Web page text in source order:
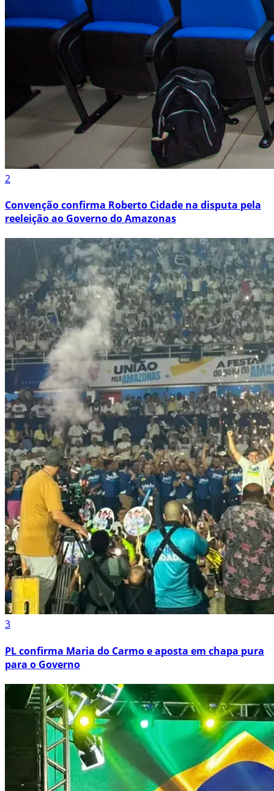
2
Convenção confirma Roberto Cidade na disputa pela
reeleição ao Governo do Amazonas
3
PL confirma Maria do Carmo e aposta em chapa pura
para o Governo